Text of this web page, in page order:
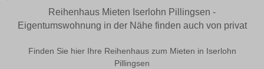
Reihenhaus Mieten Iserlohn Pillingsen -
Eigentumswohnung in der Nähe finden auch von privat
Finden Sie hier Ihre Reihenhaus zum Mieten in Iserlohn
Pillingsen